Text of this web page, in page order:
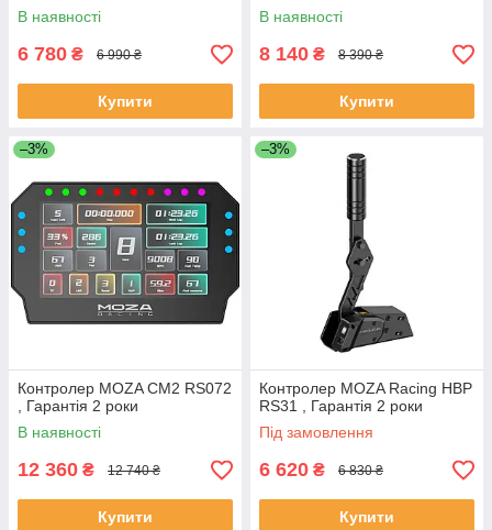
В наявності
6 780 ₴ 6 990 ₴
Купити
В наявності
8 140 ₴ 8 390 ₴
Купити
–3%
Контролер MOZA CM2 RS072
, Гарантія 2 роки
В наявності
12 360 ₴ 12 740 ₴
Купити
–3%
Контролер MOZA Racing HBP
RS31 , Гарантія 2 роки
Під замовлення
6 620 ₴ 6 830 ₴
Купити